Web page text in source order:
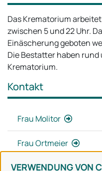
VERWENDUNG VON
Das Krematorium
zwischen 5 und 22 Uhr.
Einäscherung geboten
Die Bestatter haben rund
Krematorium.
Kontakt
Frau Molitor
Frau Ortmeier